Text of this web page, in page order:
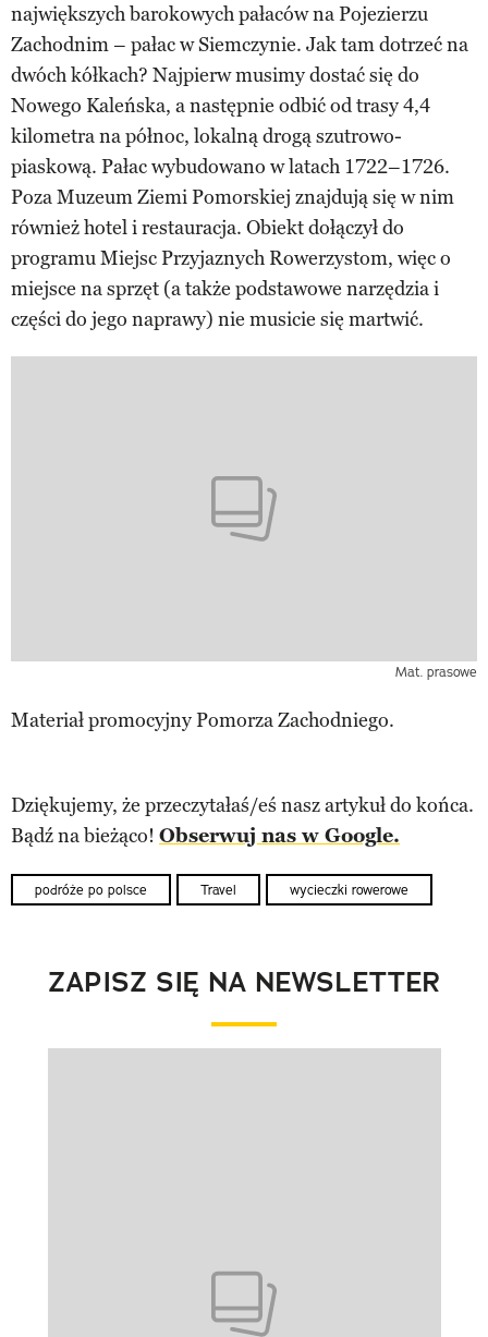
największych barokowych pałaców na Pojezierzu
Zachodnim – pałac w Siemczynie. Jak tam dotrzeć na
dwóch kółkach? Najpierw musimy dostać się do
Nowego Kaleńska, a następnie odbić od trasy 4,4
kilometra na północ, lokalną drogą szutrowo-
piaskową. Pałac wybudowano w latach 1722–1726.
Poza Muzeum Ziemi Pomorskiej znajdują się w nim
również hotel i restauracja. Obiekt dołączył do
programu Miejsc Przyjaznych Rowerzystom, więc o
miejsce na sprzęt (a także podstawowe narzędzia i
części do jego naprawy) nie musicie się martwić.
Mat. prasowe
Materiał promocyjny Pomorza Zachodniego.
Dziękujemy, że przeczytałaś/eś nasz artykuł do końca.
Bądź na bieżąco! Obserwuj nas w Google.
podróże po polsce Travel wycieczki rowerowe
ZAPISZ SIĘ NA NEWSLETTER